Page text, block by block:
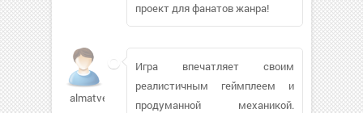
проект для фанатов жанра!
almatvey01924
Игра впечатляет своим
реалистичным геймплеем и
продуманной механикой.